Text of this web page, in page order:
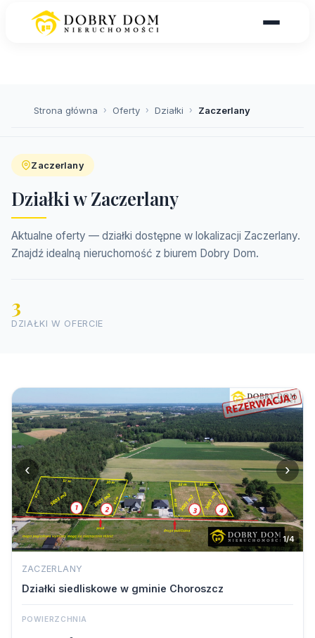
Strona główna › Oferty › Działki › Zaczerlany
Zaczerlany
Działki w Zaczerlany
Aktualne oferty — działki dostępne w lokalizacji Zaczerlany.
Znajdź idealną nieruchomość z biurem Dobry Dom.
3
DZIAŁKI W OFERCIE
‹ ›
1/4
ZACZERLANY
Działki siedliskowe w gminie Choroszcz
POWIERZCHNIA